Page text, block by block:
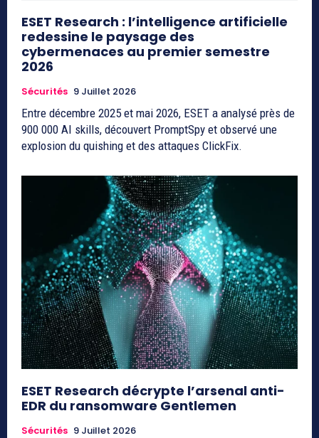
ESET Research : l’intelligence artificielle
redessine le paysage des
cybermenaces au premier semestre
2026
Sécurités 9 Juillet 2026
Entre décembre 2025 et mai 2026, ESET a analysé près de
900 000 AI skills, découvert PromptSpy et observé une
explosion du quishing et des attaques ClickFix.
ESET Research décrypte l’arsenal anti-
EDR du ransomware Gentlemen
Sécurités 9 Juillet 2026